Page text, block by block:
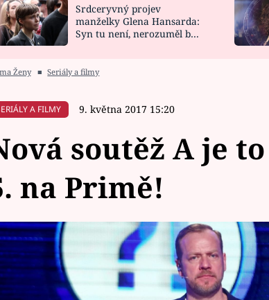
CELEBRITY
VAŘENÍ
Srdceryvný projev
manželky Glena Hansarda:
Syn tu není, nerozuměl by
Ženy ■ Seriály a filmy
A FILMY 9. května 2017 15:20
soutěž A je
na Primě!